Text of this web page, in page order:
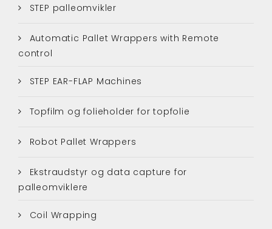
STEP palleomvikler
Automatic Pallet Wrappers with Remote
control
STEP EAR-FLAP Machines
Topfilm og folieholder for topfolie
Robot Pallet Wrappers
Ekstraudstyr og data capture for
palleomviklere
Coil Wrapping